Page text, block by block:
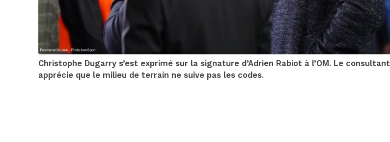
Christophe Dugarry s’est exprimé sur la signature d’Adrien Rabiot à l’OM. Le consultant
apprécie que le milieu de terrain ne suive pas les codes.